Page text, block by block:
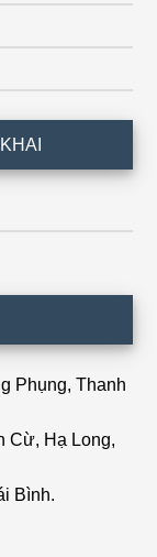
Phụng, Thanh
Cừ, Hạ Long,
Bình.